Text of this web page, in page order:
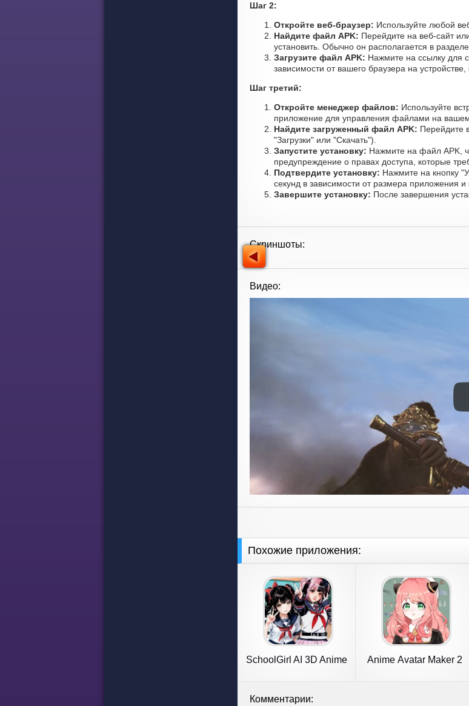
Шаг 2:
Откройте веб-браузер: Используйте любой
Найдите файл APK: Перейдите на веб-сайт
установить. Обычно он располагается в
Загрузите файл APK: Нажмите на ссылку для
зависимости от вашего браузера на
Шаг третий:
Откройте менеджер файлов: Используйте
приложение для управления файлами на вашем
Найдите загруженный файл APK: Перейдите
"Загрузки" или "Скачать").
Запустите установку: Нажмите на файл APK,
предупреждение о правах доступа, которые
Подтвердите установку: Нажмите на кнопку
секунд в зависимости от размера приложения и
Завершите установку: После завершения
Скриншоты:
Видео:
Похожие приложения:
SchoolGirl AI 3D Anime
Anime Avatar Maker 2
Комментарии: